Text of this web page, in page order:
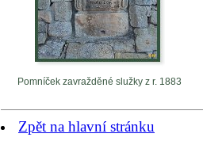
Pomníček zavražděné služky z r. 1883
Zpět na hlavní stránku